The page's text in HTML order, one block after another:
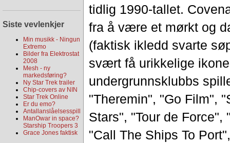
Siste vevlenkjer
Min musikk - Ningun
Extremo
Bilder fra Elektrostat
2008
Mesh - ny
markedsføring?
Ny Star Trek trailer
Chip-covers av NIN
Star Trek Online
Er du emo?
Antallanslåelsesspill
ManOwar in space?
Starship Troopers 3
Grace Jones faktisk
tidlig 1990-tallet.
fra å være et mørkt og
(faktisk ikledd svarte
svært få urikkelige
undergrunnsklubbs
"Theremin", "Go Film",
Stars", "Tour de Force",
"Call The Ships To